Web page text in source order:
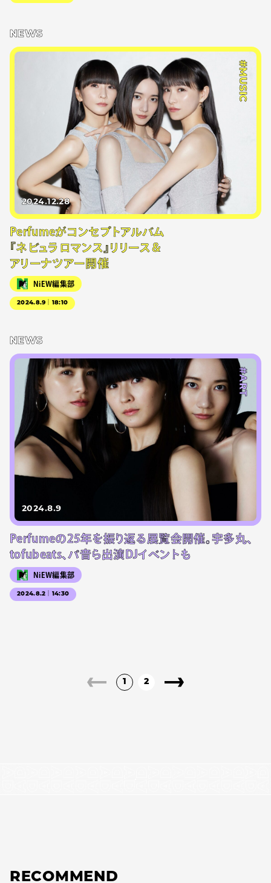
NEWS
#MUSIC
2024.12.28
Perfumeがコンセプトアルバム
『ネビュラロマンス』リリース＆
アリーナツアー開催
NiEW編集部
2024.8.9｜18:10
NEWS
#ART
2024.8.9
Perfumeの25年を振り返る展覧会開催。宇多丸、
tofubeats、パ音ら出演DJイベントも
NiEW編集部
2024.8.2｜14:30
1 2
RECOMMEND